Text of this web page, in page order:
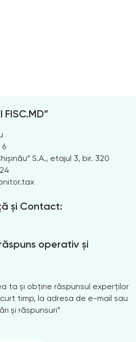
S.A., etajul 3, bir. 320
și Contact:
operativ și
ta și obține răspunsul experților
timp, la adresa de e-mail sau
și răspunsuri”